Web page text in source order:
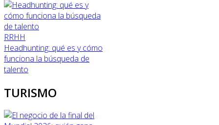
RRHH
Headhunting: qué es y cómo
funciona la búsqueda de
talento
TURISMO